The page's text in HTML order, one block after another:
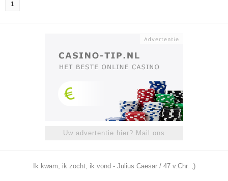
1
Uw advertentie hier? Mail ons
Ik kwam, ik zocht, ik vond - Julius Caesar / 47 v.Chr. ;)